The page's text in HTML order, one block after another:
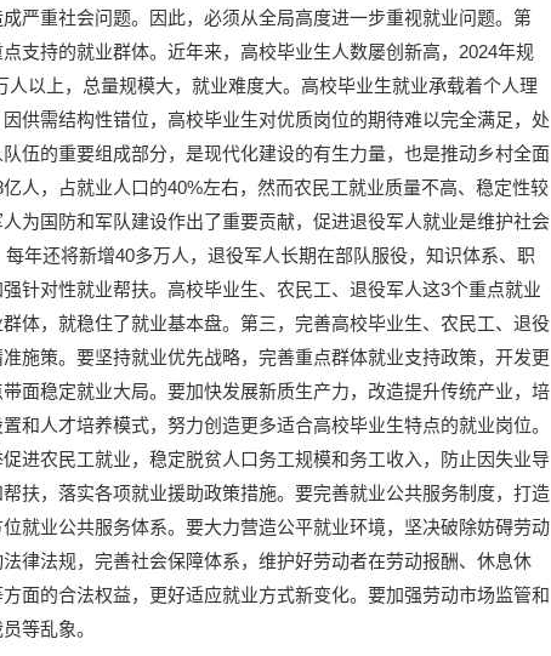
严重社会问题。因此，必须从全局高度进一步重视就业问题。第
支持的就业群体。近年来，高校毕业生人数屡创新高，2024年规
以上，总量规模大，就业难度大。高校毕业生就业承载着个人理
供需结构性错位，高校毕业生对优质岗位的期待难以完全满足，处
伍的重要组成部分，是现代化建设的有生力量，也是推动乡村全面
人，占就业人口的40%左右，然而农民工就业质量不高、稳定性较
为国防和军队建设作出了重要贡献，促进退役军人就业是维护社会
年还将新增40多万人，退役军人长期在部队服役，知识体系、职
针对性就业帮扶。高校毕业生、农民工、退役军人这3个重点就业
体，就稳住了就业基本盘。第三，完善高校毕业生、农民工、退役
施策。要坚持就业优先战略，完善重点群体就业支持政策，开发更
面稳定就业大局。要加快发展新质生产力，改造提升传统产业，培
和人才培养模式，努力创造更多适合高校毕业生特点的就业岗位。
进农民工就业，稳定脱贫人口务工规模和务工收入，防止因失业导
扶，落实各项就业援助政策措施。要完善就业公共服务制度，打造
就业公共服务体系。要大力营造公平就业环境，坚决破除妨碍劳动
律法规，完善社会保障体系，维护好劳动者在劳动报酬、休息休
面的合法权益，更好适应就业方式新变化。要加强劳动市场监管和
等乱象。